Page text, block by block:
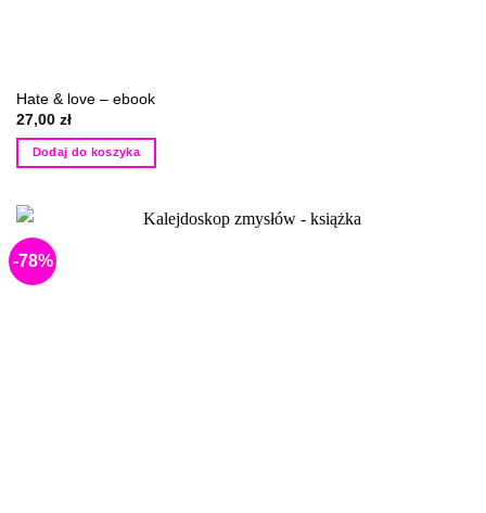
Hate & love – ebook
27,00 zł
Dodaj do koszyka
-78%